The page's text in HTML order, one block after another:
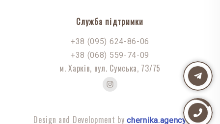
Служба підтримки
+38 (095) 624-86-06
+38 (068) 559-74-09
м. Харків, вул. Сумська, 73/75
Design and Development bychernika.agency